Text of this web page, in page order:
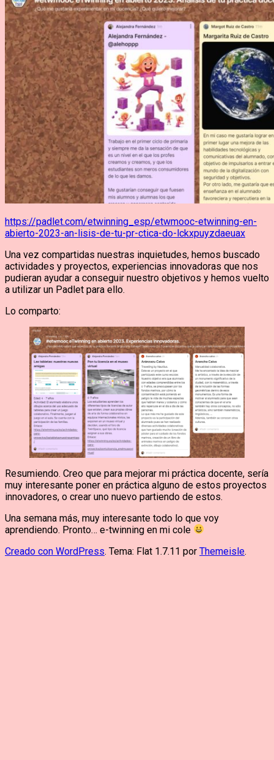
https://padlet.com/etwinning_esp/etwmooc-etwinning-en-
abierto-2023-an-lisis-de-tu-pr-ctica-do-lckxpuyzdaeuax
Una vez compartidas nuestras inquietudes, hemos buscado
actividades y proyectos, experiencias innovadoras que nos
pudieran ayudar a conseguir nuestro objetivos y hemos vuelto
a utilizar un Padlet para ello.
Lo comparto:
Resumiendo. Creo que para mejorar mi práctica docente, sería
muy interesante poner en práctica alguno de estos proyectos
innovadores, o crear uno nuevo partiendo de estos.
Una semana más, muy interesante todo lo que voy
aprendiendo. Pronto… e-twinning en mi cole
Creado con WordPress. Tema: Flat 1.7.11 por Themeisle.